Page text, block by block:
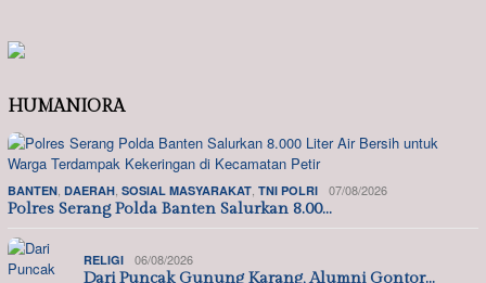
HUMANIORA
BANTEN DAERAH SOSIAL MASYARAKAT TNI POLRI 07/08/2026
Polres Serang Polda Banten Salurkan 8.00…
RELIGI 06/08/2026
Dari Puncak Gunung Karang, Alumni Gontor…